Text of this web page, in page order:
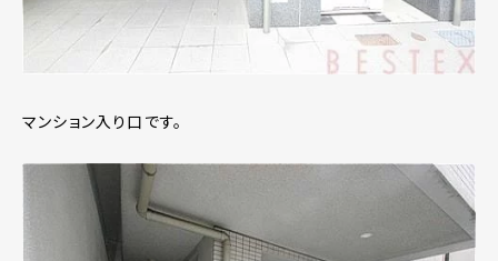
マンション入り口です。